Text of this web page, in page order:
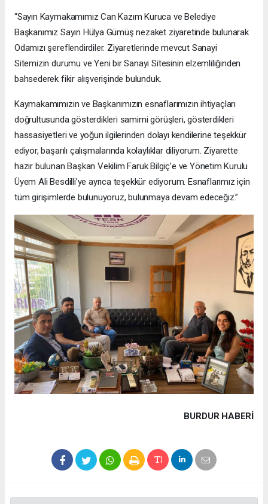
“Sayın Kaymakamımız Can Kazım Kuruca ve Belediye
Başkanımız Sayın Hülya Gümüş nezaket ziyaretinde bulunarak
Odamızı şereflendirdiler. Ziyaretlerinde mevcut Sanayi
Sitemizin durumu ve Yeni bir Sanayi Sitesinin elzemliliğinden
bahsederek fikir alışverişinde bulunduk.
Kaymakamımızın ve Başkanımızın esnaflarımızın ihtiyaçları
doğrultusunda gösterdikleri samimi görüşleri, gösterdikleri
hassasiyetleri ve yoğun ilgilerinden dolayı kendilerine teşekkür
ediyor, başarılı çalışmalarında kolaylıklar diliyorum. Ziyarette
hazır bulunan Başkan Vekilim Faruk Bilgiç’e ve Yönetim Kurulu
Üyem Ali Besdilli’ye ayrıca teşekkür ediyorum. Esnaflarımız için
tüm girişimlerde bulunuyoruz, bulunmaya devam edeceğiz.”
BURDUR HABERİ